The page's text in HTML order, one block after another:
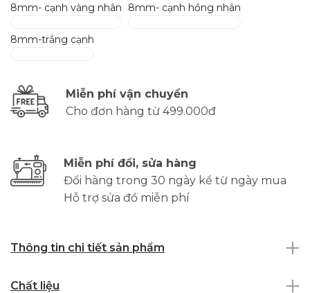
8mm- cạnh vàng nhân 8mm- cạnh hồng nhân
8mm-trắng cạnh
Miễn phí vận chuyển
Cho đơn hàng từ 499.000đ
Miễn phí đổi, sửa hàng
Đổi hàng trong 30 ngày kể từ ngày mua
Hỗ trợ sửa đồ miễn phí
Thông tin chi tiết sản phẩm
Chất liệu